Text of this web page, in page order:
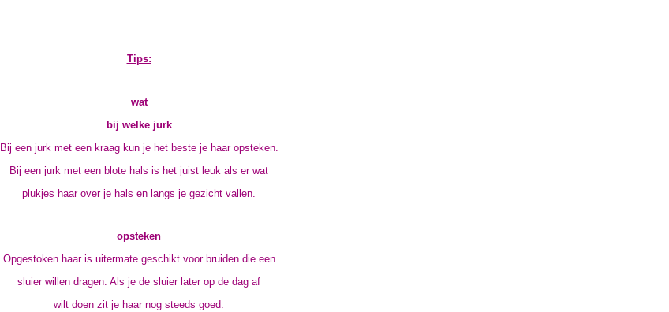
Tips:
wat
bij welke jurk
Bij een jurk met een kraag kun je het beste je haar opsteken.
Bij een jurk met een blote hals is het juist leuk als er wat
plukjes haar over je hals en langs je gezicht vallen.
opsteken
Opgestoken haar is uitermate geschikt voor bruiden die een
sluier willen dragen. Als je de sluier later op de dag af
wilt doen zit je haar nog steeds goed.